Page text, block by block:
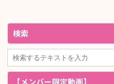
検索
【メンバー限定動画】